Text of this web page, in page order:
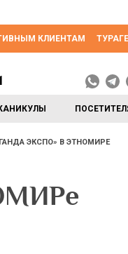
КЛИЕНТАМ
ЭКСПО» В ЭТНОМИРЕ